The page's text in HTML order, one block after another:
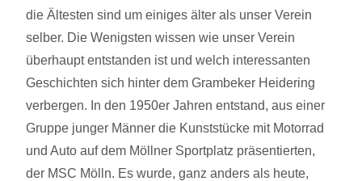
die Ältesten sind um einiges älter als unser Verein
selber. Die Wenigsten wissen wie unser Verein
überhaupt entstanden ist und welch interessanten
Geschichten sich hinter dem Grambeker Heidering
verbergen. In den 1950er Jahren entstand, aus einer
Gruppe junger Männer die Kunststücke mit Motorrad
und Auto auf dem Möllner Sportplatz präsentierten,
der MSC Mölln. Es wurde, ganz anders als heute,